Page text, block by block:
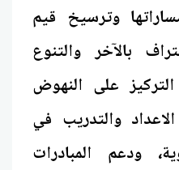
وترسيخ قيم
بالآخر والتنوع
التركيز على النهوض
والتدريب في
ودعم المبادرات